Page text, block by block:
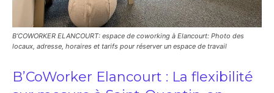
B’COWORKER ELANCOURT: espace de coworking à Elancourt: Photo des
locaux, adresse, horaires et tarifs pour réserver un espace de travail
B’CoWorker Elancourt : La flexibilité